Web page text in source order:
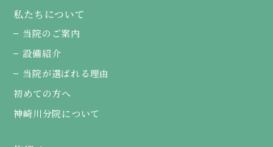
私たちについて
当院のご案内
設備紹介
当院が選ばれる理由
初めての方へ
神崎川分院について